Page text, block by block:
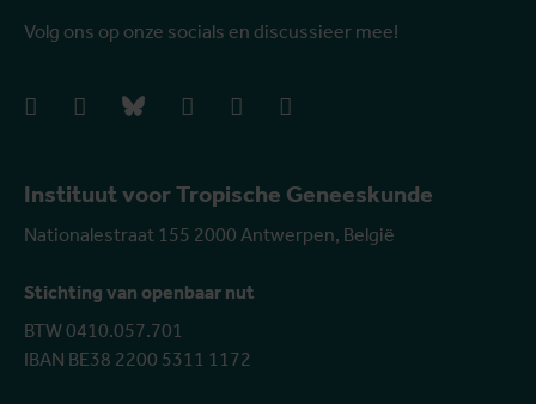
Instituut voor Tropische Geneeskunde
Nationalestraat 155 2000 Antwerpen, België
Stichting van openbaar nut
BTW 0410.057.701
IBAN BE38 2200 5311 1172
Volg ons op onze socials en discussieer mee!
facebookinstagrambluesky linkedIn youtube